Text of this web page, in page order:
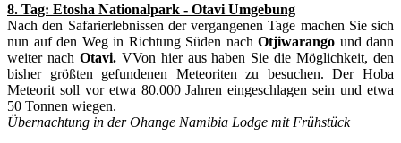
8. Tag: Etosha Nationalpark - Otavi Umgebung
Nach den Safarierlebnissen der vergangenen Tage machen Sie sich
nun auf den Weg in Richtung Süden nach Otjiwarango und dann
weiter nach Otavi.VVon hier aus haben Sie die Möglichkeit, den
bisher größten gefundenen Meteoriten zu besuchen. Der Hoba
Meteorit soll vor etwa 80.000 Jahren eingeschlagen sein und etwa
50 Tonnen wiegen.
Übernachtung in der Ohange Namibia Lodge mit Frühstück